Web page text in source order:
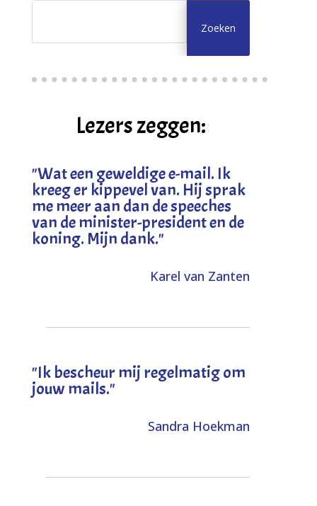
Lezers zeggen:
"Wat een geweldige e-mail. Ik
kreeg er kippevel van. Hij sprak
me meer aan dan de speeches
van de minister-president en de
koning. Mijn dank."
Karel van Zanten
"Ik bescheur mij regelmatig om
jouw mails."
Sandra Hoekman